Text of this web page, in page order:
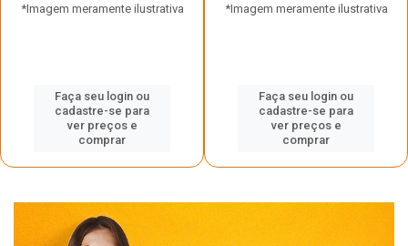
*Imagem meramente ilustrativa
Faça seu login ou
cadastre-se para
ver preços e
comprar
*Imagem meramente ilustrativa
Faça seu login ou
cadastre-se para
ver preços e
comprar